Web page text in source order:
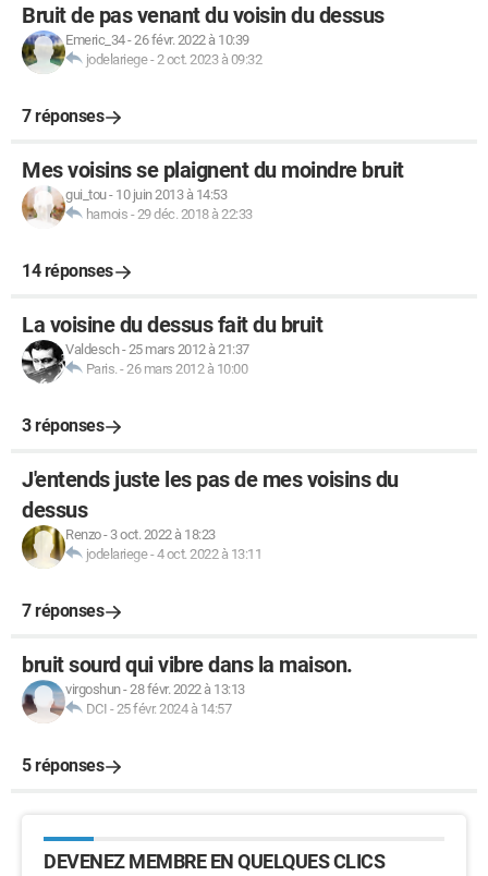
Bruit de pas venant du voisin du dessus
Emeric_34-26 févr. 2022 à 10:39
jodelariege-2 oct. 2023 à 09:32
7 réponses
Mes voisins se plaignent du moindre bruit
gui_tou- 10 juin 2013 à 14:53
harnois -29 déc. 2018 à 22:33
14 réponses
La voisine du dessus fait du bruit
Valdesch-25 mars 2012 à 21:37
Paris. -26 mars 2012 à 10:00
3 réponses
J'entends juste les pas de mes voisins du
dessus
Renzo- 3 oct. 2022 à 18:23
jodelariege-4 oct. 2022 à 13:11
7 réponses
bruit sourd qui vibre dans la maison.
virgoshun-28 févr. 2022 à 13:13
DCI -25 févr. 2024 à 14:57
5 réponses
DEVENEZ MEMBRE EN QUELQUES CLICS